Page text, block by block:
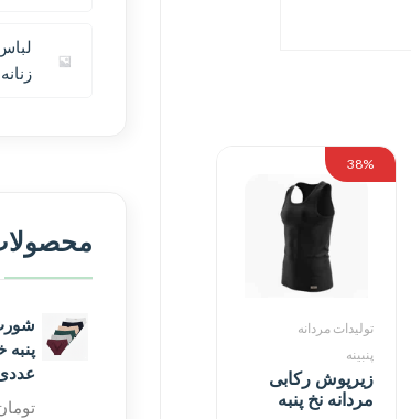
38%
تولیدات مردانه
پنبینه
زیرپوش رکابی
مردانه نخ پنبه
زنانه